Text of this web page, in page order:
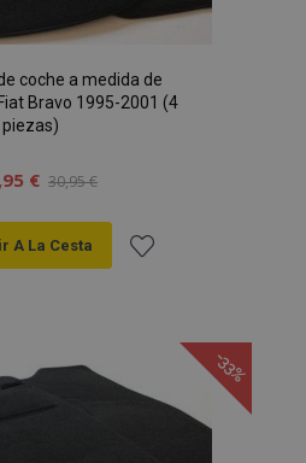
coche a medida de
Bravo 1995-2001 (4
piezas)
€ 30,95 €
A La Cesta
Lista
-33%